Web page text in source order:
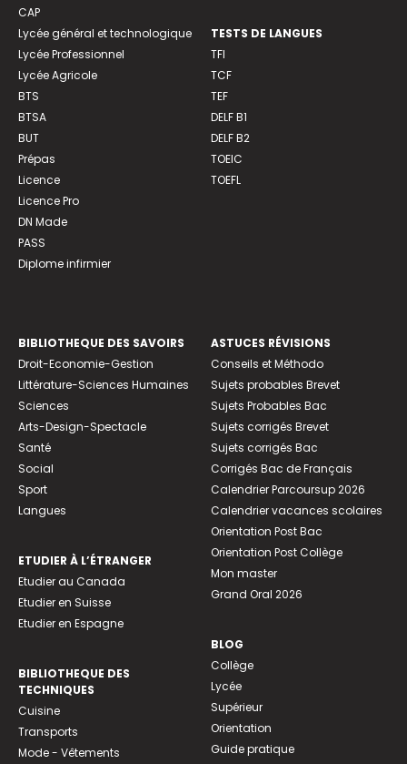
CAP
Lycée général et technologique
Lycée Professionnel
Lycée Agricole
BTS
BTSA
BUT
Prépas
Licence
Licence Pro
DN Made
PASS
Diplome infirmier
TESTS DE LANGUES
TFI
TCF
TEF
DELF B1
DELF B2
TOEIC
TOEFL
BIBLIOTHEQUE DES SAVOIRS
Droit-Economie-Gestion
Littérature-Sciences Humaines
Sciences
Arts-Design-Spectacle
Santé
Social
Sport
Langues
ETUDIER À L’ÉTRANGER
Etudier au Canada
Etudier en Suisse
Etudier en Espagne
BIBLIOTHEQUE DES
TECHNIQUES
Cuisine
Transports
Mode - Vêtements
ASTUCES RÉVISIONS
Conseils et Méthodo
Sujets probables Brevet
Sujets Probables Bac
Sujets corrigés Brevet
Sujets corrigés Bac
Corrigés Bac de Français
Calendrier Parcoursup 2026
Calendrier vacances scolaires
Orientation Post Bac
Orientation Post Collège
Mon master
Grand Oral 2026
BLOG
Collège
Lycée
Supérieur
Orientation
Guide pratique